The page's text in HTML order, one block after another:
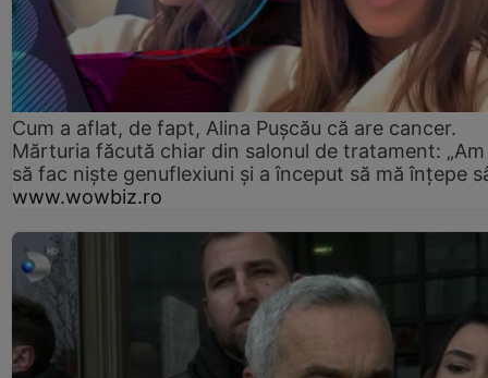
Cum a aflat, de fapt, Alina Pușcău că are cancer.
Mărturia făcută chiar din salonul de tratament:
să fac niște genuflexiuni și a început să mă înțepe
www.wowbiz.ro